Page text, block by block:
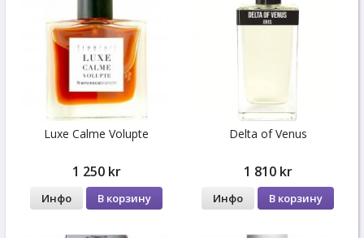
Luxe Calme Volupte
1 250 kr
Инфо В корзину
Delta of Venus
1 810 kr
Инфо В корзину